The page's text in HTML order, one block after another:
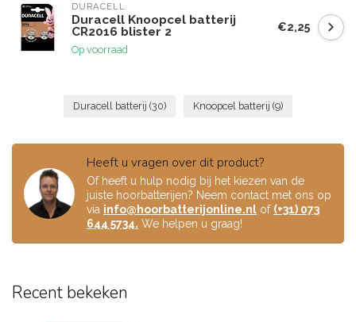
DURACELL
Duracell Knoopcel batterij
CR2016 blister 2
Op voorraad
€2,25
Duracell batterij (30) Knoopcel batterij (9)
Heeft u vragen over dit product?
Of heeft u hulp nodig bij het kiezen van de
juiste hoorbatterijen? Neem contact met ons op
via info@hoorbatterijonline.nl of (+31) 073
644 5734. We helpen u graag!
Recent bekeken